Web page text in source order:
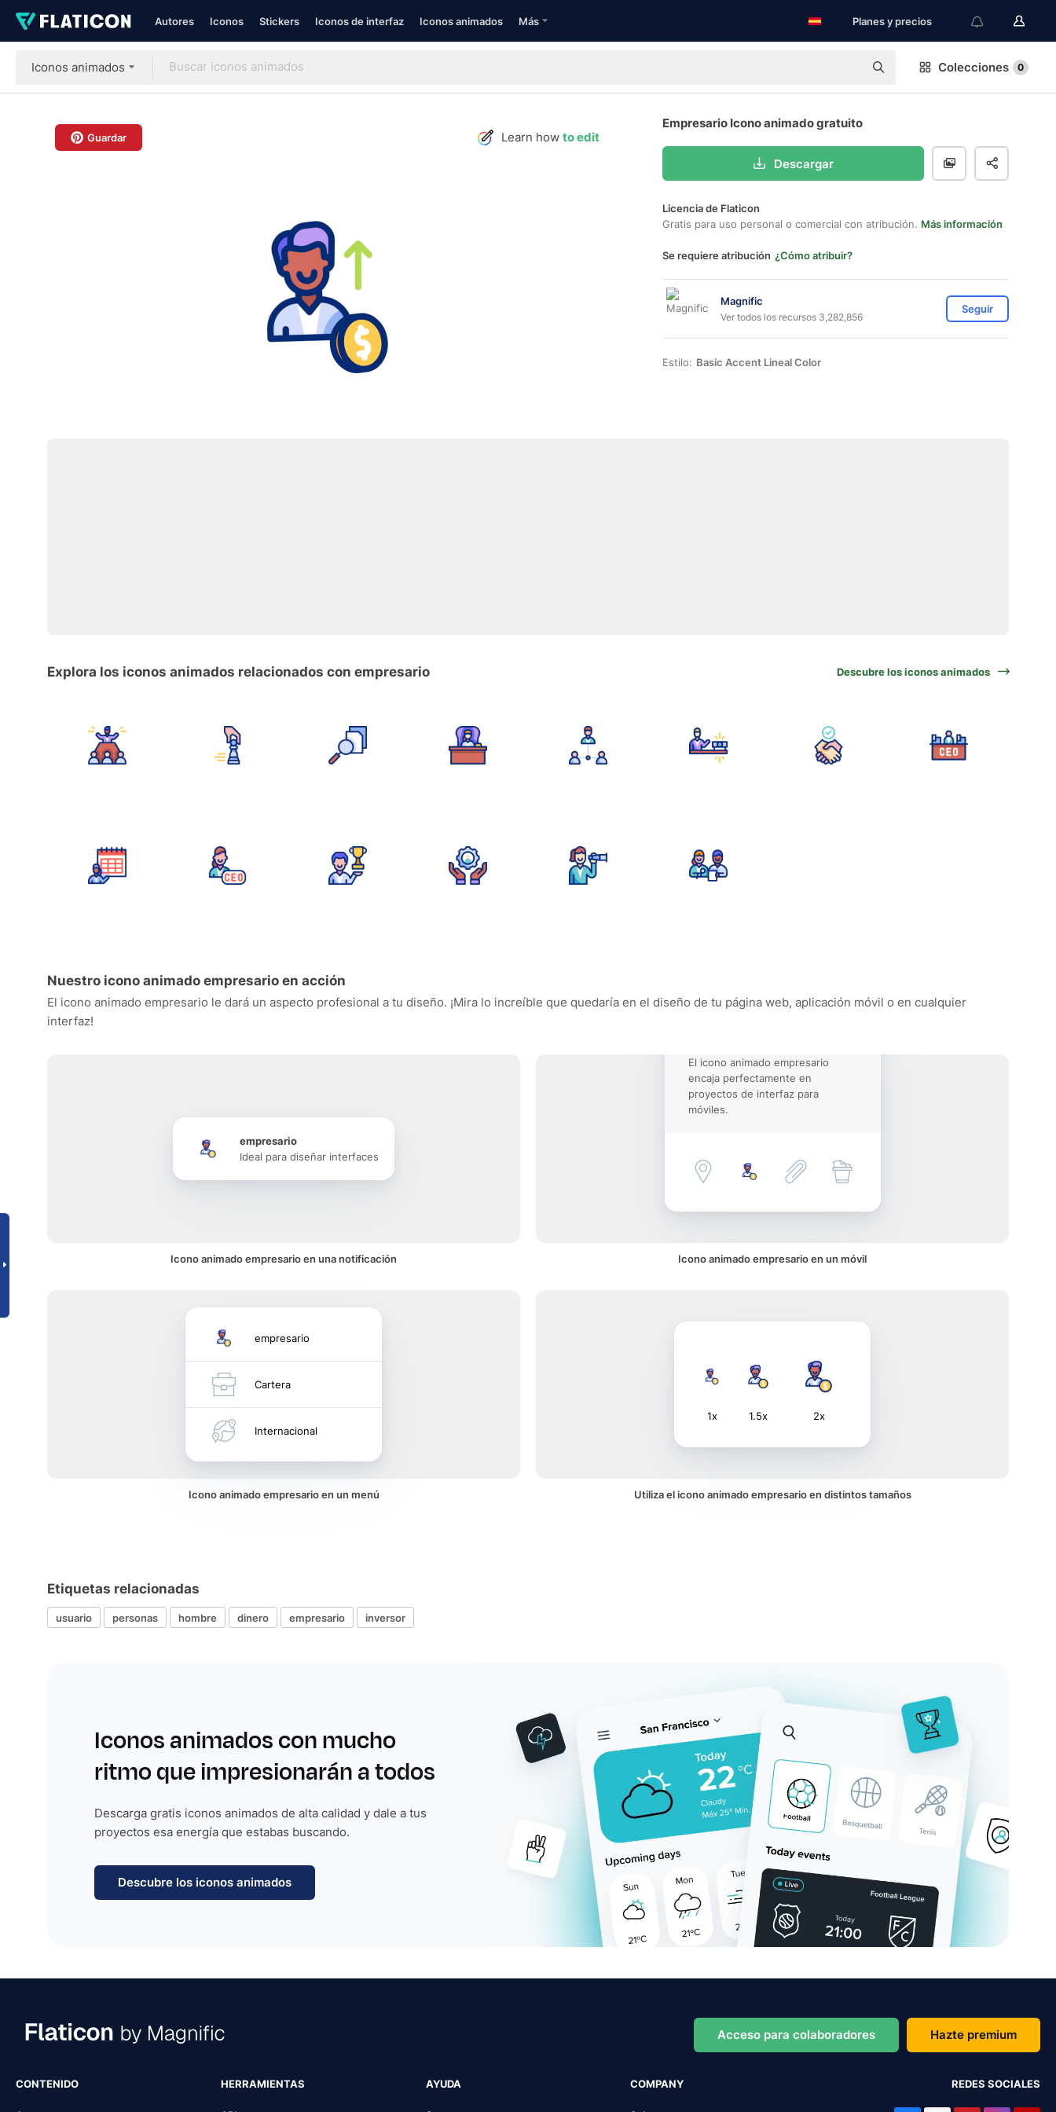
Autores Iconos Stickers Iconos de interfaz Iconos animados Más Planes y precios
Iconos animados Colecciones 0
Guardar Learn how to edit
Empresario Icono animado gratuito
Descargar
Licencia de Flaticon
Gratis para uso personal o comercial con atribución. Más información
Se requiere atribución ¿Cómo atribuir?
Magnific
Ver todos los recursos 3,282,856
Seguir
Estilo: Basic Accent Lineal Color
Explora los iconos animados relacionados con empresario Descubre los iconos animados
Nuestro icono animado empresario en acción
El icono animado empresario le dará un aspecto profesional a tu diseño. ¡Mira lo increíble que quedaría en el diseño de tu página web, aplicación móvil o en cualquier
interfaz!
empresario
Ideal para diseñar interfaces
Icono animado empresario en una notificación
El icono animado empresario
encaja perfectamente en
proyectos de interfaz para
móviles.
Icono animado empresario en un móvil
empresario
Cartera
Internacional
Icono animado empresario en un menú
1x 1.5x 2x
Utiliza el icono animado empresario en distintos tamaños
Etiquetas relacionadas
usuario personas hombre dinero empresario inversor
Iconos animados con mucho
ritmo que impresionarán a todos
Descarga gratis iconos animados de alta calidad y dale a tus
proyectos esa energía que estabas buscando.
Descubre los iconos animados
Acceso para colaboradores Hazte premium
CONTENIDO HERRAMIENTAS AYUDA COMPANY REDES SOCIALES